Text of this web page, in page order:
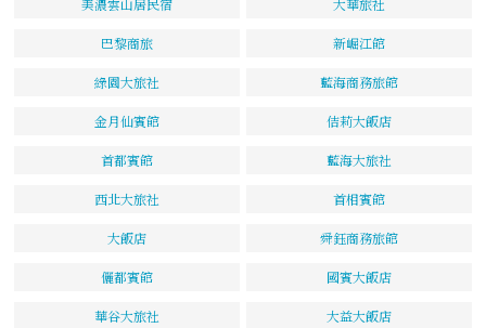
巴黎商旅 新崛江館
綠園大旅社 藍海商務旅館
金月仙賓館 佶莉大飯店
首都賓館 藍海大旅社
西北大旅社 首相賓館
大飯店 舜鈺商務旅館
儷都賓館 國賓大飯店
華谷大旅社 大益大飯店